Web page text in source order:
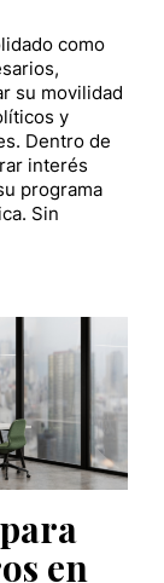
como
su movilidad
y
Dentro de
interés
programa
Sin
en